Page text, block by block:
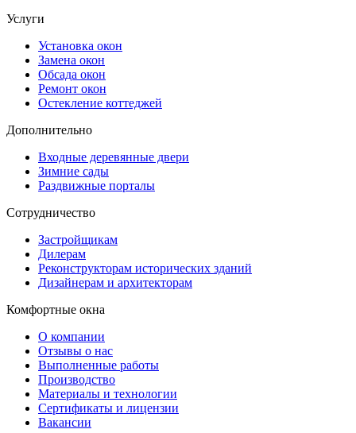
Услуги
Установка окон
Замена окон
Обсада окон
Ремонт окон
Остекление коттеджей
Дополнительно
Входные деревянные двери
Зимние сады
Раздвижные порталы
Сотрудничество
Застройщикам
Дилерам
Реконструкторам исторических зданий
Дизайнерам и архитекторам
Комфортные окна
О компании
Отзывы о нас
Выполненные работы
Производство
Материалы и технологии
Сертификаты и лицензии
Вакансии